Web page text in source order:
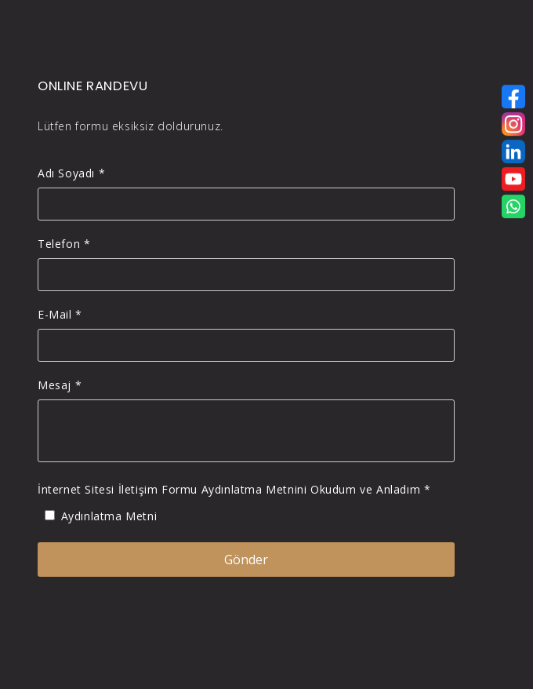
ONLINE RANDEVU
Lütfen formu eksiksiz doldurunuz.
Adı Soyadı *
Telefon *
E-Mail *
Mesaj *
İnternet Sitesi İletişim Formu Aydınlatma Metnini Okudum ve Anladım *
Aydınlatma Metni
Gönder